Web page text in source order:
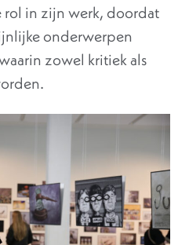
rol in zijn werk, doordat
onderwerpen
zowel kritiek als